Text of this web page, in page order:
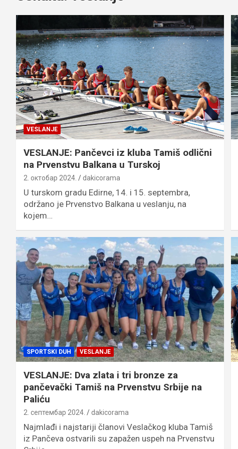
VESLANJE
VESLANJE: Pančevci iz kluba Tamiš odlični
na Prvenstvu Balkana u Turskoj
2. октобар 2024. dakicorama
U turskom gradu Edirne, 14. i 15. septembra,
održano je Prvenstvo Balkana u veslanju, na
kojem…
SPORTSKI DUH VESLANJE
VESLANJE: Dva zlata i tri bronze za
pančevački Tamiš na Prvenstvu Srbije na
Paliću
2. септембар 2024. dakicorama
Najmlađi i najstariji članovi Veslačkog kluba Tamiš
iz Pančeva ostvarili su zapažen uspeh na Prvenstvu